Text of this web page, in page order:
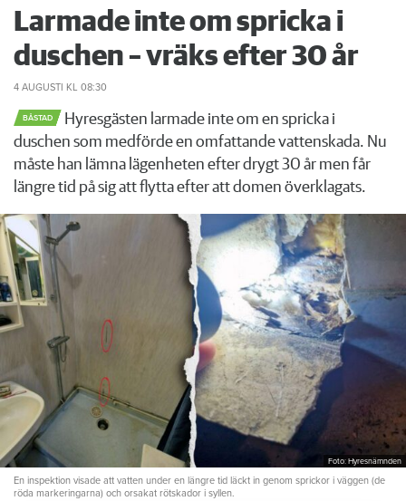
Larmade inte om spricka i
duschen – vräks efter 30 år
4 AUGUSTI KL 08:30
BÅSTAD
Hyresgästen larmade inte om en spricka i
duschen som medförde en omfattande vattenskada. Nu
måste han lämna lägenheten efter drygt 30 år men får
längre tid på sig att flytta efter att domen överklagats.
Foto: Hyresnämnden
En inspektion visade att vatten under en längre tid läckt in genom sprickor i väggen (de
röda markeringarna) och orsakat rötskador i syllen.